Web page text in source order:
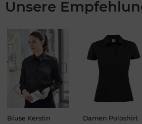
Unsere
Previou
Bluse Kerstin
Damen Poloshirt